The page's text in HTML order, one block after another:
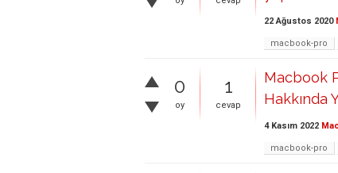
22 Ağustos 2020
macbook-pro
0
oy
1
cevap
Macbook
Hakkında
4 Kasım 2022
macbook-pro